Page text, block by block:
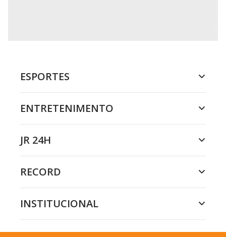
ESPORTES
ENTRETENIMENTO
JR 24H
RECORD
INSTITUCIONAL